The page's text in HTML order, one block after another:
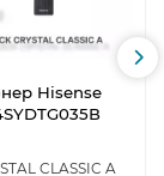
Hisense
CLASSIC A